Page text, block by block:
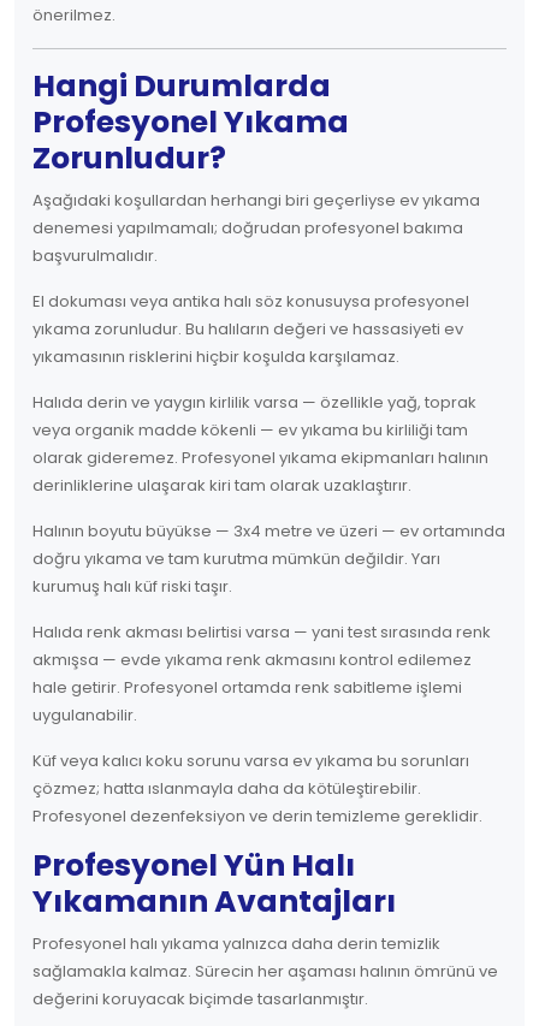
önerilmez.
Hangi Durumlarda
Profesyonel Yıkama
Zorunludur?
Aşağıdaki koşullardan herhangi biri geçerliyse ev yıkama
denemesi yapılmamalı; doğrudan profesyonel bakıma
başvurulmalıdır.
El dokuması veya antika halı söz konusuysa profesyonel
yıkama zorunludur. Bu halıların değeri ve hassasiyeti ev
yıkamasının risklerini hiçbir koşulda karşılamaz.
Halıda derin ve yaygın kirlilik varsa — özellikle yağ, toprak
veya organik madde kökenli — ev yıkama bu kirliliği tam
olarak gideremez. Profesyonel yıkama ekipmanları halının
derinliklerine ulaşarak kiri tam olarak uzaklaştırır.
Halının boyutu büyükse — 3x4 metre ve üzeri — ev ortamında
doğru yıkama ve tam kurutma mümkün değildir. Yarı
kurumuş halı küf riski taşır.
Halıda renk akması belirtisi varsa — yani test sırasında renk
akmışsa — evde yıkama renk akmasını kontrol edilemez
hale getirir. Profesyonel ortamda renk sabitleme işlemi
uygulanabilir.
Küf veya kalıcı koku sorunu varsa ev yıkama bu sorunları
çözmez; hatta ıslanmayla daha da kötüleştirebilir.
Profesyonel dezenfeksiyon ve derin temizleme gereklidir.
Profesyonel Yün Halı
Yıkamanın Avantajları
Profesyonel halı yıkama yalnızca daha derin temizlik
sağlamakla kalmaz. Sürecin her aşaması halının ömrünü ve
değerini koruyacak biçimde tasarlanmıştır.